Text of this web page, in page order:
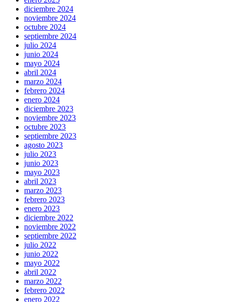
diciembre 2024
noviembre 2024
octubre 2024
septiembre 2024
julio 2024
junio 2024
mayo 2024
abril 2024
marzo 2024
febrero 2024
enero 2024
diciembre 2023
noviembre 2023
octubre 2023
septiembre 2023
agosto 2023
julio 2023
junio 2023
mayo 2023
abril 2023
marzo 2023
febrero 2023
enero 2023
diciembre 2022
noviembre 2022
septiembre 2022
julio 2022
junio 2022
mayo 2022
abril 2022
marzo 2022
febrero 2022
enero 2022